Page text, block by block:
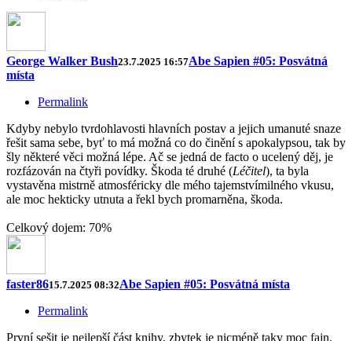
George Walker Bush23.7.2025 16:57Abe Sapien #05: Posvátná
místa
Permalink
Kdyby nebylo tvrdohlavosti hlavních postav a jejich umanuté snaze
řešit sama sebe, byť to má možná co do činění s apokalypsou, tak by
šly některé věci možná lépe. Ač se jedná de facto o ucelený děj, je
rozfázován na čtyři povídky. Škoda té druhé (Léčitel), ta byla
vystavěna mistrně atmosféricky dle mého tajemstvímilného vkusu,
ale moc hekticky utnuta a řekl bych promarněna, škoda.
Celkový dojem: 70%
faster8615.7.2025 08:32Abe Sapien #05: Posvátná místa
Permalink
První sešit je nejlepší část knihy, zbytek je nicméně taky moc fajn,